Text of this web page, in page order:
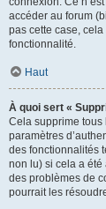
accéder au forum
pas cette case,
fonctionnalité.
Haut
À quoi sert «
Cela supprime tous
paramètres
des fonctionnalités
non lu) si cela a été
des problèmes de
pourrait les